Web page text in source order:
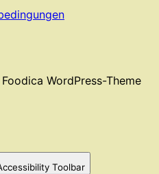
Foodica WordPress-Theme
Toolbar